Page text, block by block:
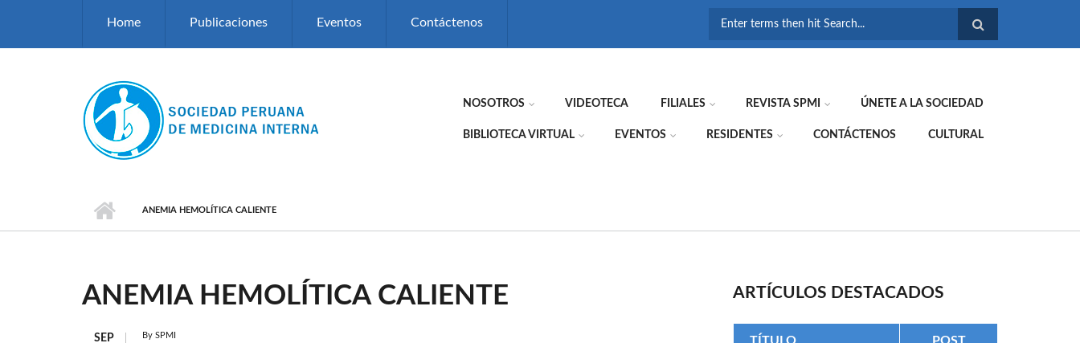
Home Publicaciones Eventos Contáctenos
NOSOTROS VIDEOTECA FILIALES REVISTA SPMI ÚNETE A LA SOCIEDAD
BIBLIOTECA VIRTUAL EVENTOS RESIDENTES CONTÁCTENOS CULTURAL
ANEMIA HEMOLÍTICA CALIENTE
ANEMIA HEMOLÍTICA CALIENTE
SEP By SPMI
ARTÍCULOS DESTACADOS